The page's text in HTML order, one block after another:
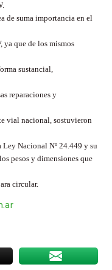
de suma importancia en el
ya que de los mismos
sustancial,
reparaciones y
vial nacional, sostuvieron
Ley Nacional Nº 24.449 y su
pesos y dimensiones que
circular.